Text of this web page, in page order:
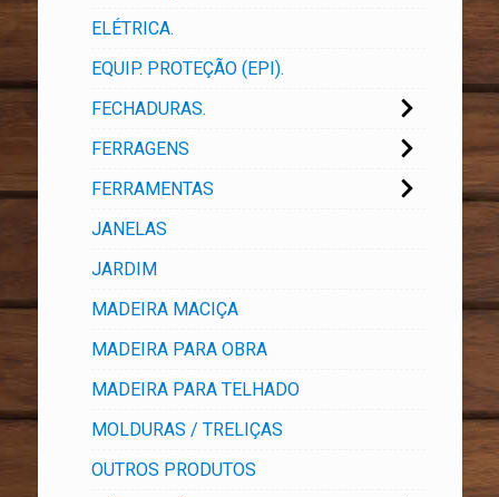
ELÉTRICA.
EQUIP. PROTEÇÃO (EPI).
FECHADURAS.
FERRAGENS
FERRAMENTAS
JANELAS
JARDIM
MADEIRA MACIÇA
MADEIRA PARA OBRA
MADEIRA PARA TELHADO
MOLDURAS / TRELIÇAS
OUTROS PRODUTOS